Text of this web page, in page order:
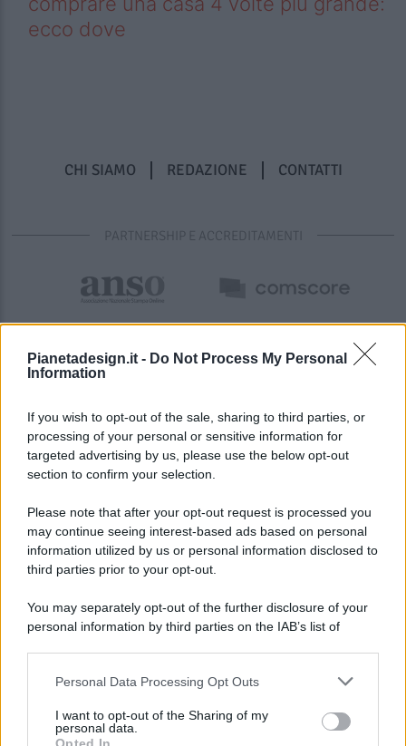
Pianetadesign.it - Do Not Process My Personal
Information
If you wish to opt-out of the sale, sharing to third parties, or
processing of your personal or sensitive information for
targeted advertising by us, please use the below opt-out
section to confirm your selection.
Please note that after your opt-out request is processed you
may continue seeing interest-based ads based on personal
information utilized by us or personal information disclosed to
third parties prior to your opt-out.
You may separately opt-out of the further disclosure of your
personal information by third parties on the IAB’s list of
This information may also be disclosed by us to third parties
disclose it to other third parties.
Personal Data Processing Opt Outs
I want to opt-out of the Sharing of my
personal data.
ecco dove
CHI SIAMO REDAZIONE CONTATTI
PARTNERSHIP E ACCREDITAMENTI
© 2026 - Pianeta Design - P.IVA 04827280654 - Testata
Registrata Al Tribunale Di Nocera Inferiore N. 8/2020 - RG N.
ISCRIZIONE AL ROC N. 35792 – ISCRITTA ALL’ANSO
(ASSOCIAZIONE NAZIONALE STAMPA ONLINE)
PREFERENZE PRIVACY